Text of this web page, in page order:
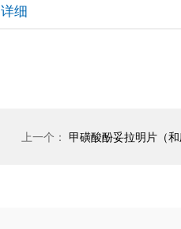
细
上一个： 甲磺酸酚妥拉明片（